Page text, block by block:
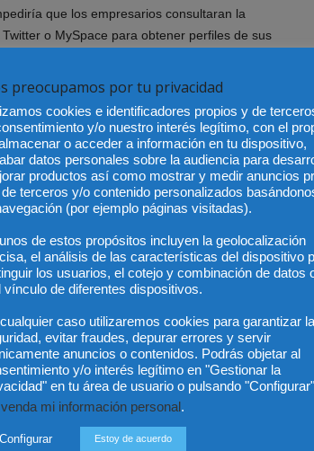
que los empresarios consultaran la
o MySpace para obtener perfiles de sus
ha recibido ya las críticas del presidente de la
se reformule la ley, y de destacados expertos, por
de la norma. El
concepto, parece un poco ingenua, apuntando a
otras redes sociales profesionales, como Xing o
al estar éstas destinadas precisamente a
profesionales.
otros ámbitos de la privacidad de los
sin conocimiento de los empleados en el
llamadas telefónicas fuesen controladas.
se preocupa de la privacidad de los
que es la causa de esta Ley que entraría en
de la privacidad de los particulares.
preocupamos por tu privacidad
cookies e identificadores propios y de
y/o nuestro interés legítimo, con el
o acceder a información en tu dispositivo,
datos personales sobre la audiencia para
productos así como mostrar y medir anuncios
terceros y/o contenido personalizados
(por ejemplo páginas visitadas).
de estos propósitos incluyen la geolocalización
el análisis de las características del dispositivo
los usuarios, el cotejo y combinación de datos
vínculo de diferentes dispositivos.
caso utilizaremos cookies para garantizar la
evitar fraudes, depurar errores y servir
anuncios o contenidos. Podrás objetar al
y/o interés legítimo en "Gestionar la
en tu área de usuario o pulsando
mi información personal .
Configurar Estoy de acuerdo